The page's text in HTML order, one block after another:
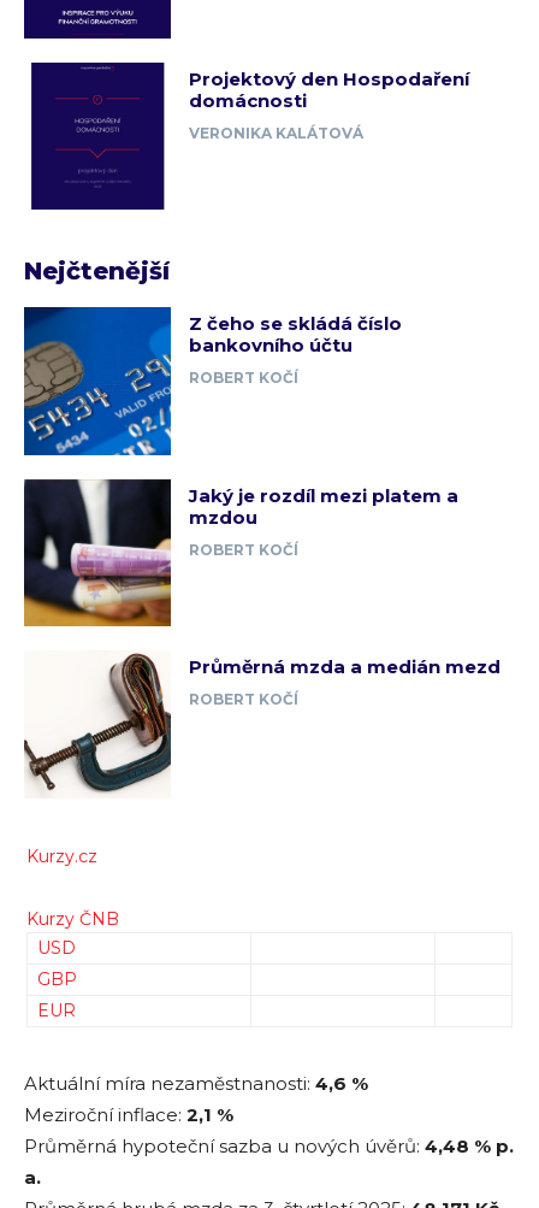
Projektový den Hospodaření
domácnosti
VERONIKA KALÁTOVÁ
Nejčtenější
Z čeho se skládá číslo
bankovního účtu
ROBERT KOČÍ
Jaký je rozdíl mezi platem a
mzdou
ROBERT KOČÍ
Průměrná mzda a medián mezd
ROBERT KOČÍ
Kurzy.cz
Kurzy ČNB
USD
GBP
EUR
Aktuální míra nezaměstnanosti: 4,6 %
Meziroční inflace: 2,1 %
Průměrná hypoteční sazba u nových úvěrů: 4,48 % p.
a.